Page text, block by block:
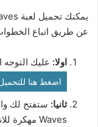
عن طريق اتباع الخطوات
اولا: عليك التوجه
اضغط هنا
ثانيا:
Waves مهكرة للاندرويد ) ستقوم بالضغط علي ” ت